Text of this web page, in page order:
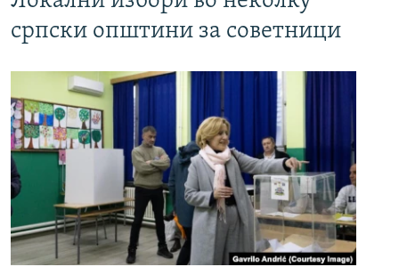
српски општини за советници